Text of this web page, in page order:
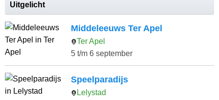
Uitgelicht
Middeleeuws Ter Apel
Ter Apel
5 t/m 6 september
Speelparadijs
Lelystad